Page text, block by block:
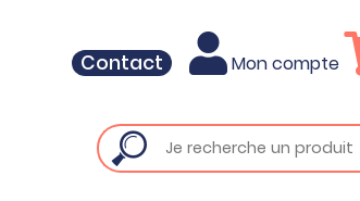
Contact Mon compte